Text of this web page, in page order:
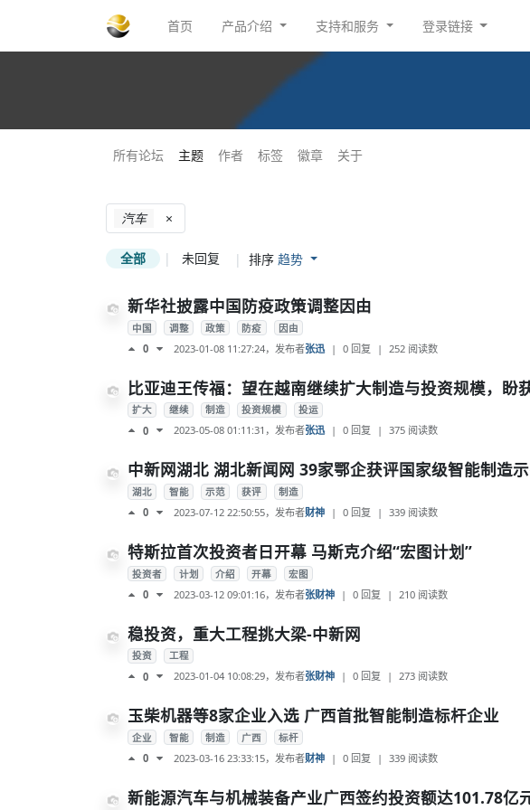
首页 产品介绍 支持和服务 登录链接
所有论坛 主题 作者 标签 徽章 关于
汽车 ×
全部 | 未回复 | 排序 趋势
新华社披露中国防疫政策调整因由
中国 调整 政策 防疫 因由
0 2023-01-08 11:27:24，发布者张迅 | 0 回复 | 252 阅读数
比亚迪王传福：望在越南继续扩大制造与投资规模，盼
扩大 继续 制造 投资规模 投运
0 2023-05-08 01:11:31 ，发布者张迅 | 0 回复 | 375 阅读数
中新网湖北 湖北新闻网 39家鄂企获评国家级智能制造
湖北 智能 示范 获评 制造
0 2023-07-12 22:50:55，发布者财神 | 0 回复 | 339 阅读数
特斯拉首次投资者日开幕 马斯克介绍“宏图计划”
投资者 计划 介绍 开幕 宏图
0 2023-03-12 09:01:16，发布者张财神 | 0 回复 | 210 阅读数
稳投资，重大工程挑大梁-中新网
投资 工程
0 2023-01-04 10:08:29，发布者张财神 | 0 回复 | 273 阅读数
玉柴机器等8家企业入选 广西首批智能制造标杆企业
企业 智能 制造 广西 标杆
0 2023-03-16 23:33:15，发布者财神 | 0 回复 | 339 阅读数
新能源汽车与机械装备产业广西签约投资额达101.78亿